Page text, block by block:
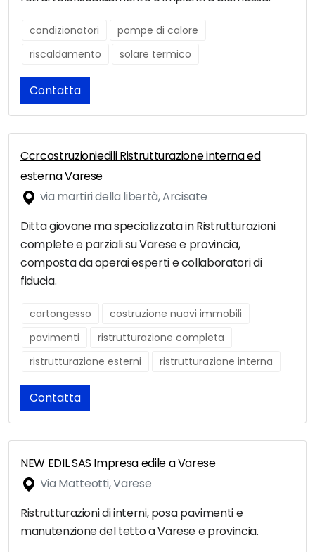
condizionatori
pompe di calore
riscaldamento
solare termico
Contatta
Ccrcostruzioniedili Ristrutturazione interna ed
esterna Varese
via martiri della libertà, Arcisate
Ditta giovane ma specializzata in Ristrutturazioni
complete e parziali su Varese e provincia,
composta da operai esperti e collaboratori di
fiducia.
cartongesso
costruzione nuovi immobili
pavimenti
ristrutturazione completa
ristrutturazione esterni
ristrutturazione interna
Contatta
NEW EDIL SAS Impresa edile a Varese
Via Matteotti, Varese
Ristrutturazioni di interni, posa pavimenti e
manutenzione del tetto a Varese e provincia.